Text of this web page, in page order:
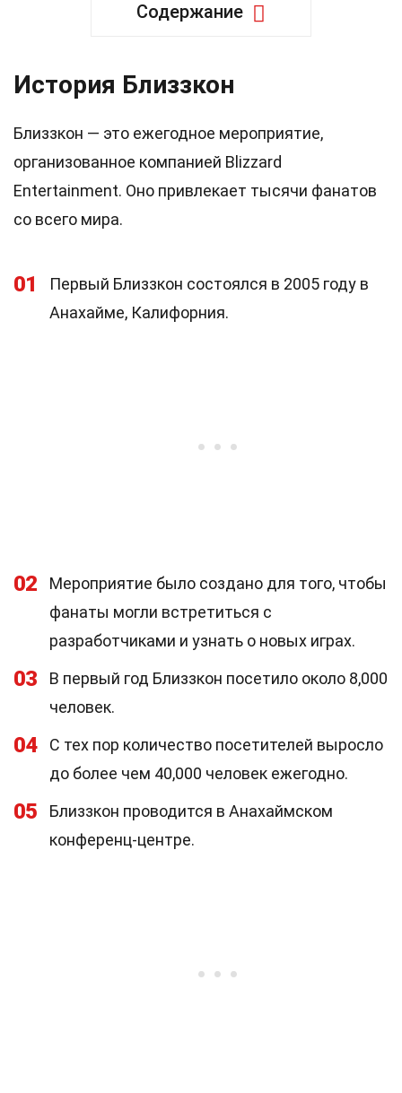
Содержание
История Близзкон
Близзкон — это ежегодное мероприятие,
организованное компанией Blizzard
Entertainment. Оно привлекает тысячи фанатов
со всего мира.
01
Первый Близзкон состоялся в 2005 году в
Анахайме, Калифорния.
02
Мероприятие было создано для того, чтобы
фанаты могли встретиться с
разработчиками и узнать о новых играх.
03
В первый год Близзкон посетило около 8,000
человек.
04
С тех пор количество посетителей выросло
до более чем 40,000 человек ежегодно.
05
Близзкон проводится в Анахаймском
конференц-центре.